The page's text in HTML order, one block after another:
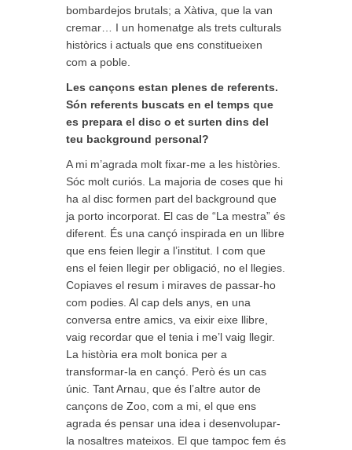
bombardejos brutals; a Xàtiva, que la van
cremar… I un homenatge als trets culturals
històrics i actuals que ens constitueixen
com a poble.
Les cançons estan plenes de referents.
Són referents buscats en el temps que
es prepara el disc o et surten dins del
teu background personal?
A mi m’agrada molt fixar-me a les històries.
Sóc molt curiós. La majoria de coses que hi
ha al disc formen part del background que
ja porto incorporat. El cas de “La mestra” és
diferent. És una cançó inspirada en un llibre
que ens feien llegir a l’institut. I com que
ens el feien llegir per obligació, no el llegies.
Copiaves el resum i miraves de passar-ho
com podies. Al cap dels anys, en una
conversa entre amics, va eixir eixe llibre,
vaig recordar que el tenia i me’l vaig llegir.
La història era molt bonica per a
transformar-la en cançó. Però és un cas
únic. Tant Arnau, que és l’altre autor de
cançons de Zoo, com a mi, el que ens
agrada és pensar una idea i desenvolupar-
la nosaltres mateixos. El que tampoc fem és